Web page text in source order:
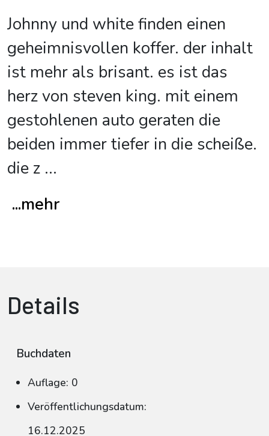
Johnny und white finden einen
geheimnisvollen koffer. der inhalt
ist mehr als brisant. es ist das
herz von steven king. mit einem
gestohlenen auto geraten die
beiden immer tiefer in die scheiße.
die z ...
...mehr
Details
Buchdaten
Auflage: 0
Veröffentlichungsdatum:
16.12.2025